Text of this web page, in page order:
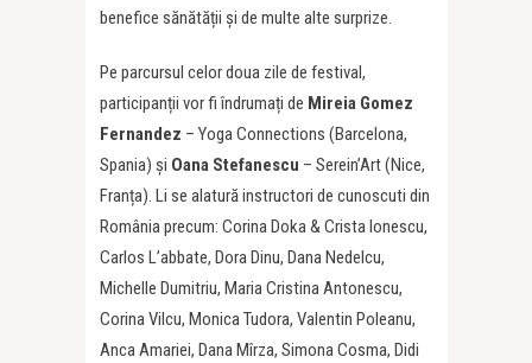
benefice sănătății și de multe alte surprize.
Pe parcursul celor doua zile de festival,
participanții vor fi îndrumați de Mireia Gomez
Fernandez – Yoga Connections (Barcelona,
Spania) și Oana Stefanescu – Serein’Art (Nice,
Franța). Li se alatură instructori de cunoscuti din
România precum: Corina Doka & Crista Ionescu,
Carlos L’abbate, Dora Dinu, Dana Nedelcu,
Michelle Dumitriu, Maria Cristina Antonescu,
Corina Vilcu, Monica Tudora, Valentin Poleanu,
Anca Amariei, Dana Mîrza, Simona Cosma, Didi